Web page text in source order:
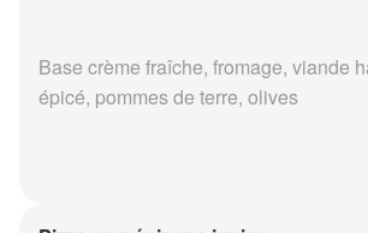
Base crème fraîche, fromage, viande
épicé, pommes de terre, olives